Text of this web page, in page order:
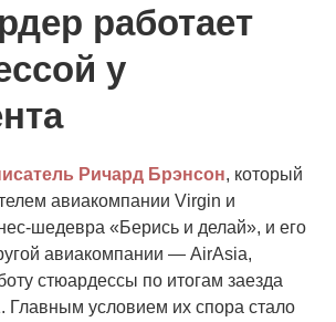
работает
у
Ричард Брэнсон, который
авиакомпании Virgin и
шедевра «Берись и делай», и его
авиакомпании — AirAsia,
стюардессы по итогам заезда
Главным условием их спора стало